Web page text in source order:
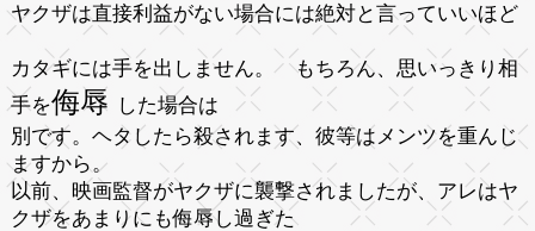
ヤクザは直接利益がない場合には絶対と言っていいほど
カタギには手を出しません。
もちろん、思いっきり相
手を侮辱 した場合は
別です。ヘタしたら殺されます、彼等はメンツを重んじ
ますから。
以前、映画監督がヤクザに襲撃されましたが、アレはヤ
クザをあまりにも侮辱し過ぎた